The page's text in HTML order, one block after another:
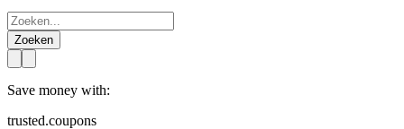
Zoeken
Save money with:
trusted.coupons